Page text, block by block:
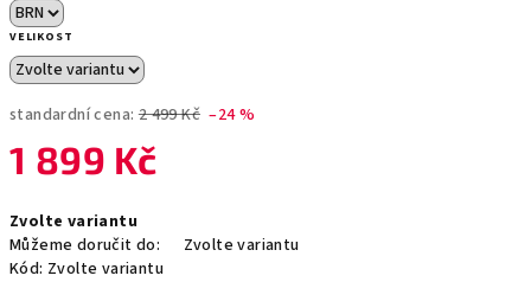
VELIKOST
standardní cena: 2 499 Kč –24 %
1 899 Kč
cena:
Zvolte variantu
Můžeme doručit do:
Zvolte variantu
Kód: Zvolte variantu